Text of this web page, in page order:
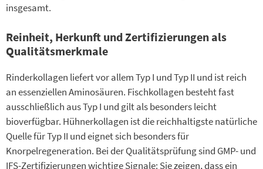
insgesamt.
Reinheit, Herkunft und Zertifizierungen als
Qualitätsmerkmale
Rinderkollagen liefert vor allem Typ I und Typ II und ist reich
an essenziellen Aminosäuren. Fischkollagen besteht fast
ausschließlich aus Typ I und gilt als besonders leicht
bioverfügbar. Hühnerkollagen ist die reichhaltigste natürliche
Quelle für Typ II und eignet sich besonders für
Knorpelregeneration. Bei der Qualitätsprüfung sind GMP- und
IFS-Zertifizierungen wichtige Signale: Sie zeigen, dass ein